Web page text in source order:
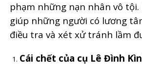
phạm những nạn nhân vô tội.
giúp những người có lương
điều tra và xét xử tránh lầm
Cái chết của cụ Lê Đình